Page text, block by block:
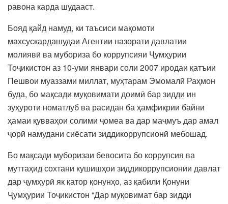
равона карда шудааст.
Бояд қайд намуд, ки таъсиси мақомоти
махсускардашудаи Агентии назорати давлатии
молиявӣ ва мубориза бо коррупсияи Ҷумҳурии
Тоҷикистон аз 10-уми январи соли 2007 иродаи қатъии
Пешвои муаззами миллат, муҳтарам Эмомалӣ Раҳмон
буда, бо мақсади муқовимати доимӣ бар зидди ин
зуҳуроти номатлуб ва расидан ба ҳамфикрии байни
ҳамаи қувваҳои солими ҷомеа ва дар маҷмуъ дар амал
ҷорӣ намудани сиёсати зиддикоррупсионӣ мебошад.
Бо мақсади муборизаи бевосита бо коррупсия ва
муттаҳид сохтани кушишҳои зиддикоррупсионии давлат
дар ҷумҳурӣ як қатор қонунҳо, аз қабили Қонуни
Ҷумҳурии Тоҷикистон “Дар муқовимат бар зидди